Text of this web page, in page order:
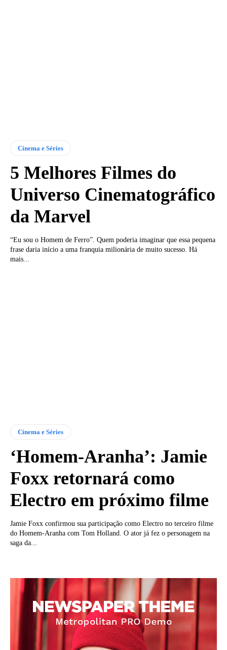
Cinema e Séries
5 Melhores Filmes do
Universo Cinematográfico
da Marvel
“Eu sou o Homem de Ferro”. Quem poderia imaginar que essa pequena
frase daria início a uma franquia milionária de muito sucesso. Há
mais...
Cinema e Séries
‘Homem-Aranha’: Jamie
Foxx retornará como
Electro em próximo filme
Jamie Foxx confirmou sua participação como Electro no terceiro filme
do Homem-Aranha com Tom Holland. O ator já fez o personagem na
saga da...